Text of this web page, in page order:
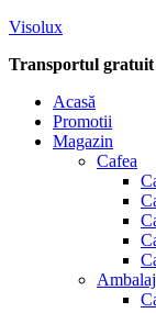
Visolux
Transportul gratuit
Menu
Acasă
Promotii
Magazin
Cafea